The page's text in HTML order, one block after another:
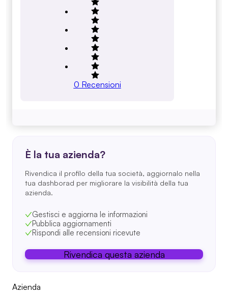
0 Recensioni
È la tua azienda?
Rivendica il profilo della tua società, aggiornalo nella
tua dashborad per migliorare la visibilità della tua
azienda.
Gestisci e aggiorna le informazioni
Pubblica aggiornamenti
Rispondi alle recensioni ricevute
Rivendica questa azienda
Azienda